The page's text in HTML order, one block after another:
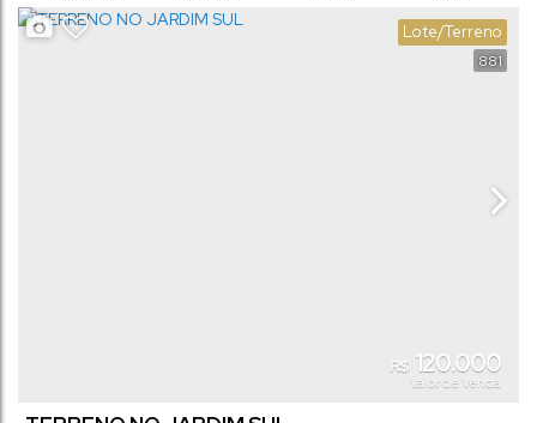
881
Lote/Terreno
R$ 120.000
Valor de Venda